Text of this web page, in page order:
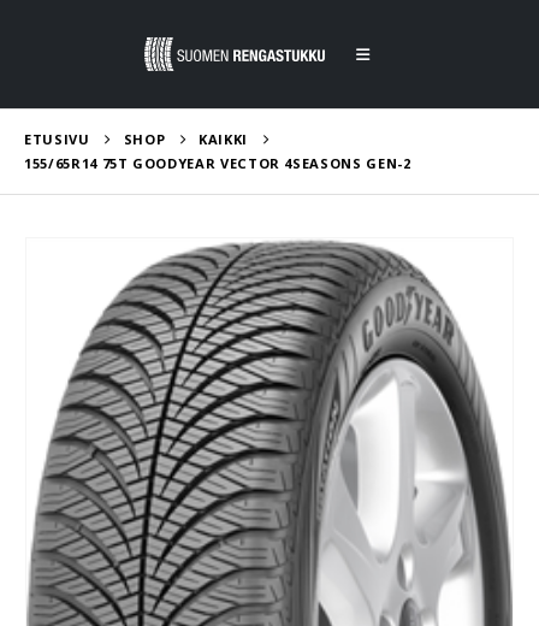
ETUSIVU SHOP
KAIKKI
155/65R14 75T GOODYEAR VECTOR 4SEASONS GEN-2